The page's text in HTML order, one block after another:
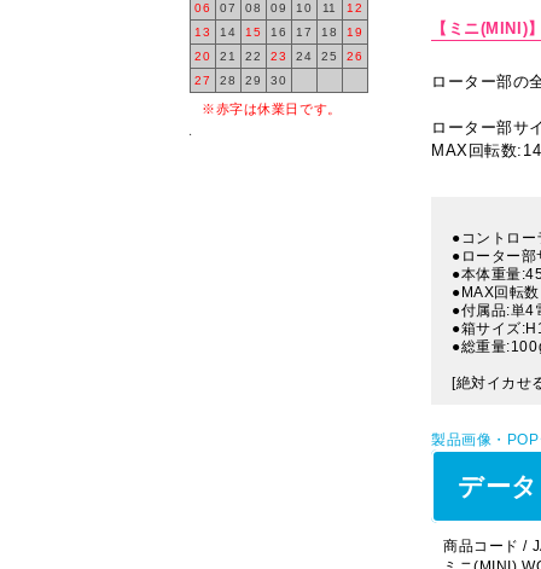
06
07 08 09 10 11
12
13
14 15 16 17 18
19
20
21 22 23 24 25
26
27
28 29 30
※赤字は休業日です。
【ミニ(MINI)
ローター部の
ローター部サ
MAX回転数
●コントロ
●ローター
●本体重量
●MAX回転
●付属品:単4
●箱サイズ
●総重量
[絶対イカせ
製品画像・
デー
商品コード /